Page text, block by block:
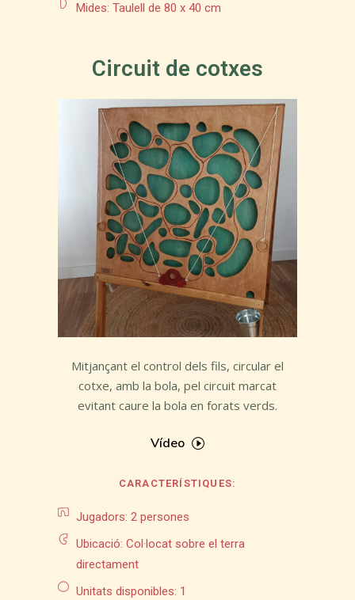
Mides: Taulell de 80 x 40 cm
Circuit de cotxes
Mitjançant el control dels fils, circular el
cotxe, amb la bola, pel circuit marcat
evitant caure la bola en forats verds.
Vídeo
CARACTERÍSTIQUES:
Jugadors: 2 persones
Ubicació: Col·locat sobre el terra
directament
Unitats disponibles: 1